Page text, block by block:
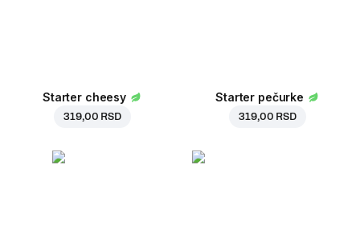
Starter cheesy
319,00 RSD
Starter pečurke
319,00 RSD